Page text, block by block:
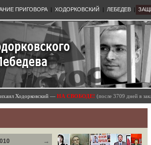
ПРИГОВОРА | ХОДОРКОВСКИЙ | ЛЕБЕДЕВ |
Ходорковский — НА СВОБОДЕ! (после 3709 дней в
→